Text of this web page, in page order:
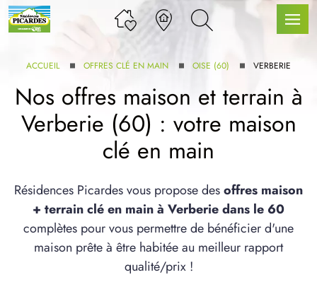
GAMME
SERVICE BDL EXTENSION
ACCUEIL OFFRES CLÉ EN MAIN OISE (60) VERBERIE
Nos offres maison et terrain à
Verberie (60) : votre maison
clé en main
Résidences Picardes vous propose desoffres maison
+ terrain clé en main à Verberie dans le 60
complètes pour vous permettre de bénéficier d'une
maison prête à être habitée au meilleur rapport
qualité/prix !